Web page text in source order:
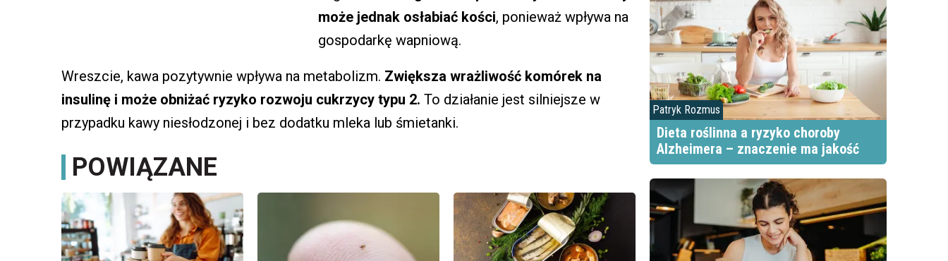
może jednak osłabiać kości, ponieważ wpływa na
gospodarkę wapniową.
Wreszcie, kawa pozytywnie wpływa na metabolizm. Zwiększa wrażliwość komórek na
insulinę i może obniżać ryzyko rozwoju cukrzycy typu 2. To działanie jest silniejsze w
przypadku kawy niesłodzonej i bez dodatku mleka lub śmietanki.
POWIĄZANE
Patryk Rozmus
Dieta roślinna a ryzyko choroby
Alzheimera – znaczenie ma jakość